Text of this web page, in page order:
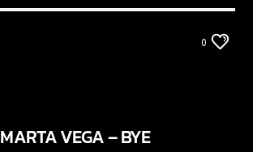
0
MARTA VEGA – BYE